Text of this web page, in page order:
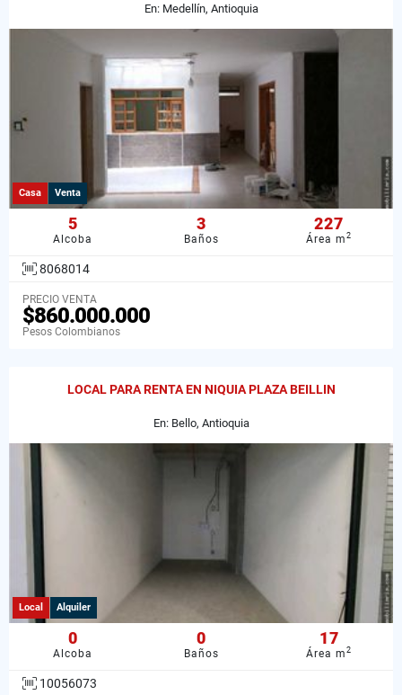
En: Medellín, Antioquia
Casa Venta
5
Alcoba
3
Baños
227
Área m2
8068014
PRECIO VENTA
$860.000.000
Pesos Colombianos
LOCAL PARA RENTA EN NIQUIA PLAZA BEILLIN
En: Bello, Antioquia
Local Alquiler
0
Alcoba
0
Baños
17
Área m2
10056073